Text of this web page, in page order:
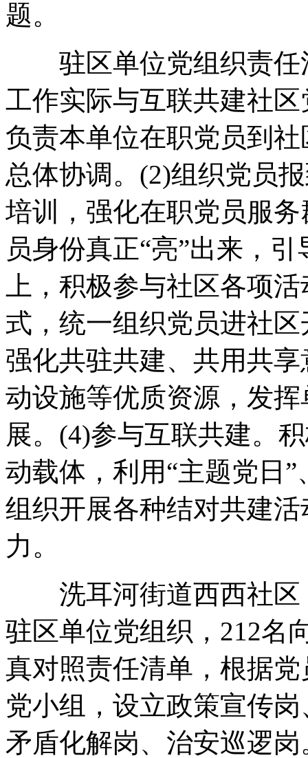
题。
驻区单位党组织责任
工作实际与互联共建社
负责本单位在职党员到
总体协调。(2)组织党员
培训，强化在职党员服
员身份真正“亮”出来，
上，积极参与社区各项
式，统一组织党员进社
强化共驻共建、共用共
动设施等优质资源，发
展。(4)参与互联共建。
动载体，利用“主题党日
组织开展各种结对共建
力。
洗耳河街道西西社区
驻区单位党组织，212名
真对照责任清单，根据
党小组，设立政策宣传
矛盾化解岗、治安巡逻